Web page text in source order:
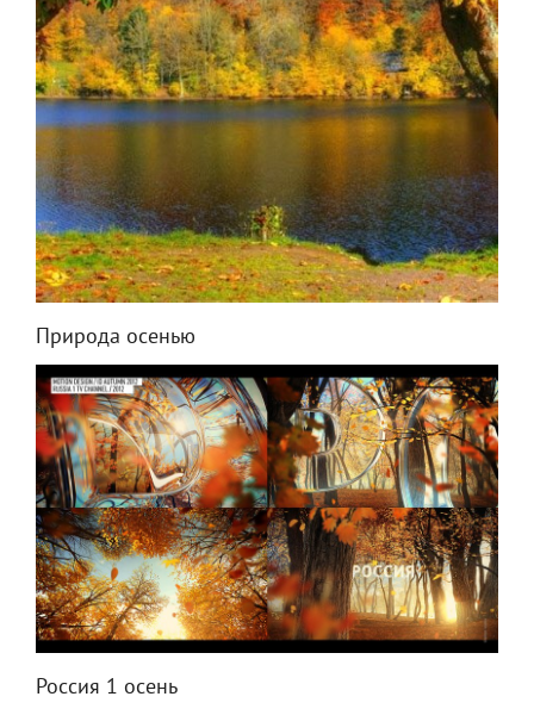
Природа осенью
Россия 1 осень